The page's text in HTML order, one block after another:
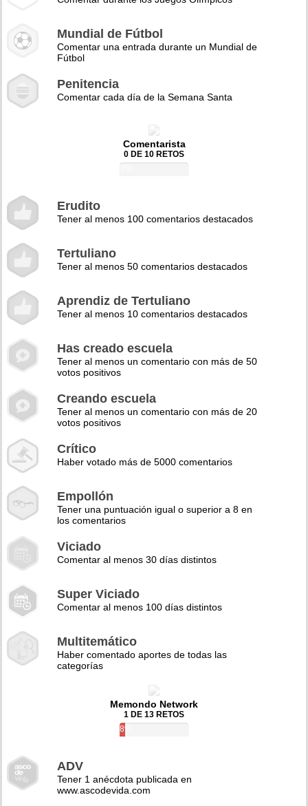
Mundial de Fútbol
Comentar una entrada durante un Mundial de
Fútbol
Penitencia
Comentar cada día de la Semana Santa
Comentarista
0 DE 10 RETOS
Erudito
Tener al menos 100 comentarios destacados
Tertuliano
Tener al menos 50 comentarios destacados
Aprendiz de Tertuliano
Tener al menos 10 comentarios destacados
Has creado escuela
Tener al menos un comentario con más de 50
votos positivos
Creando escuela
Tener al menos un comentario con más de 20
votos positivos
Crítico
Haber votado más de 5000 comentarios
Empollón
Tener una puntuación igual o superior a 8 en
los comentarios
Viciado
Comentar al menos 30 días distintos
Super Viciado
Comentar al menos 100 días distintos
Multitemático
Haber comentado aportes de todas las
categorías
Memondo Network
1 DE 13 RETOS
8%
ADV
Tener 1 anécdota publicada en
www.ascodevida.com